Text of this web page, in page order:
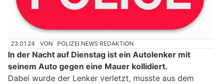
23.01.24 VON POLIZEI.NEWS REDAKTION
In der Nacht auf Dienstag ist ein Autolenker mit
seinem Auto gegen eine Mauer kollidiert.
Dabei wurde der Lenker verletzt, musste aus dem